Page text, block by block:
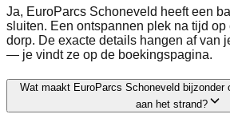
Ja, EuroParcs Schoneveld heeft een
sluiten. Een ontspannen plek na tijd op
dorp. De exacte details hangen af van
— je vindt ze op de boekingspagina.
Wat maakt EuroParcs Schoneveld bijzonder
aan het strand?